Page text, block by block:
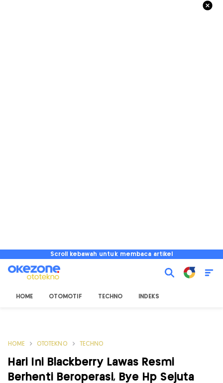
Scroll kebawah untuk membaca artikel
HOME OTOMOTIF TECHNO INDEKS
HOME OTOTEKNO TECHNO
Hari Ini Blackberry Lawas Resmi
Berhenti Beroperasi, Bye Hp Sejuta